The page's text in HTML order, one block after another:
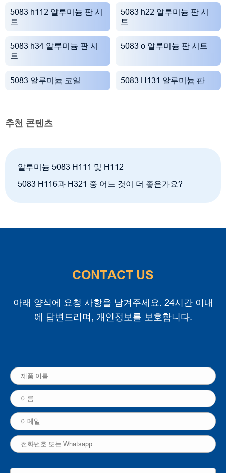
5083 h112 알루미늄 판 시
트
5083 h22 알루미늄 판 시
트
5083 h34 알루미늄 판 시
트
5083 o 알루미늄 판 시트
5083 알루미늄 코일 5083 H131 알루미늄 판
추천 콘텐츠
알루미늄 5083 H111 및 H112
5083 H116과 H321 중 어느 것이 더 좋은가요?
CONTACT US
아래 양식에 요청 사항을 남겨주세요. 24시간 이내
에 답변드리며, 개인정보를 보호합니다.